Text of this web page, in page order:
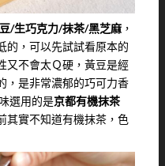
/生巧克力/抹茶/黑芝麻 ，
的，可以先試試看原本的
又不會太Ｑ硬，黃豆是經
，是非常濃郁的巧可力香
選用的是京都有機抹茶
其實不知道有機抹茶，色